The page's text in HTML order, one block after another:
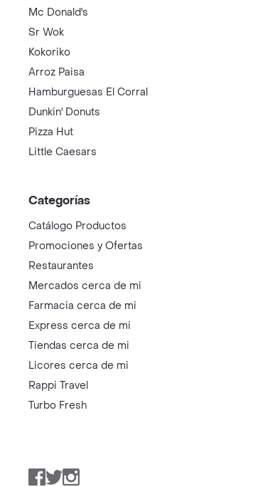
Mc Donald's
Sr Wok
Kokoriko
Arroz Paisa
Hamburguesas El Corral
Dunkin' Donuts
Pizza Hut
Little Caesars
Categorías
Catálogo Productos
Promociones y Ofertas
Restaurantes
Mercados cerca de mi
Farmacia cerca de mi
Express cerca de mi
Tiendas cerca de mi
Licores cerca de mi
Rappi Travel
Turbo Fresh
Facebook
TwitterInstagram